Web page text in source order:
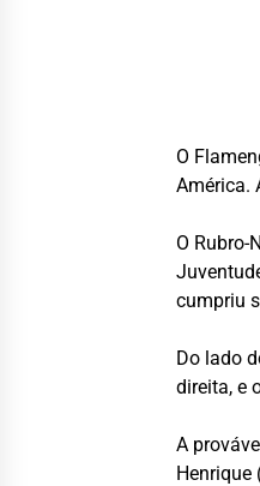
O
América.
O
cumpriu
Do lado
direita, e
A
Henrique